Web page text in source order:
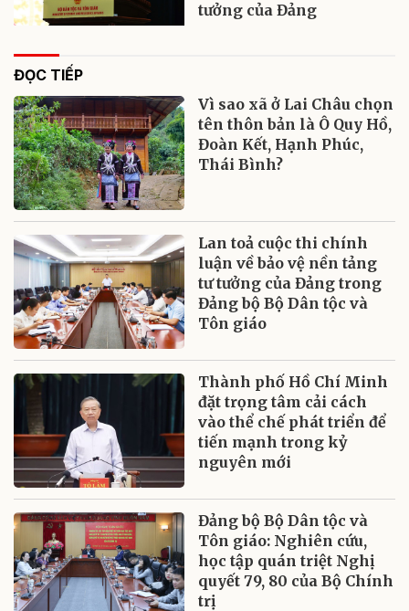
tưởng của Đảng
ĐỌC TIẾP
Vì sao xã ở Lai Châu chọn
tên thôn bản là Ô Quy Hồ,
Đoàn Kết, Hạnh Phúc,
Thái Bình?
Lan toả cuộc thi chính
luận về bảo vệ nền tảng
tư tưởng của Đảng trong
Đảng bộ Bộ Dân tộc và
Tôn giáo
Thành phố Hồ Chí Minh
đặt trọng tâm cải cách
vào thể chế phát triển để
tiến mạnh trong kỷ
nguyên mới
Đảng bộ Bộ Dân tộc và
Tôn giáo: Nghiên cứu,
học tập quán triệt Nghị
quyết 79, 80 của Bộ Chính
trị